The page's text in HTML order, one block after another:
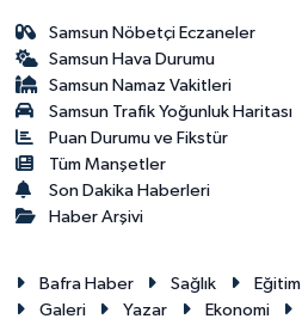
Samsun Nöbetçi Eczaneler
Samsun Hava Durumu
Samsun Namaz Vakitleri
Samsun Trafik Yoğunluk Haritası
Puan Durumu ve Fikstür
Tüm Manşetler
Son Dakika Haberleri
Haber Arşivi
Bafra Haber Sağlık Eğitim
Galeri
Yazar Ekonomi